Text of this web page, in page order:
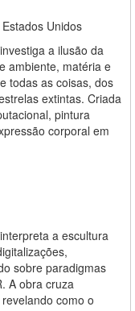
Estados Unidos
a ilusão da
ambiente, matéria e
todas as coisas, dos
extintas. Criada
pintura
corporal em
a escultura
sobre paradigmas
A obra cruza
como o